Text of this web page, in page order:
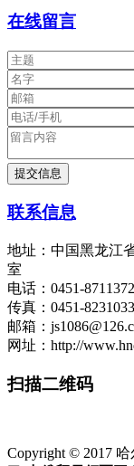
在线留言
联系信息
地址：中国黑龙江
室
电话：0451-
传真：0451-
邮箱：
网址：http://
扫描二维码
Copyright © 2017